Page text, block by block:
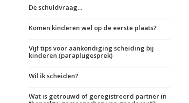
De schuldvraag…
Komen kinderen wel op de eerste plaats?
Vijf tips voor aankondiging scheiding bij
kinderen (paraplugesprek)
Wil ik scheiden?
Wat is getrouwd of geregistreerd partner in